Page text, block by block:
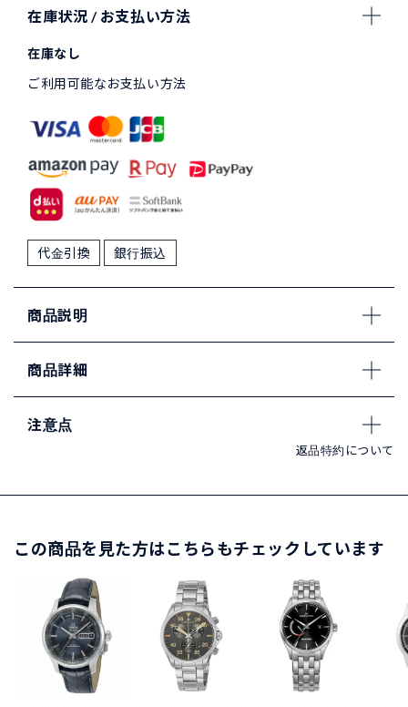
在庫状況 / お支払い方法
在庫なし
ご利用可能なお支払い方法
代金引換 銀行振込
商品説明
商品詳細
注意点
返品特約について
この商品を見た方はこちらもチェックしています